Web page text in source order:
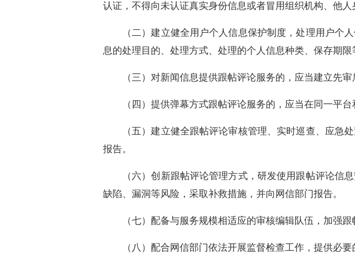
认证，不得向未认证真实身份信息或者冒用组织机构、他人
（二）建立健全用户个人信息保护制度，处理用户个
息的处理目的、处理方式、处理的个人信息种类、保存期
（三）对新闻信息提供跟帖评论服务的，应当建立先审
（四）提供弹幕方式跟帖评论服务的，应当在同一平
（五）建立健全跟帖评论审核管理、实时巡查、应急
报告。
（六）创新跟帖评论管理方式，研发使用跟帖评论信
缺陷、漏洞等风险，采取补救措施，并向网信部门报告。
（七）配备与服务规模相适应的审核编辑队伍，加强
（八）配合网信部门依法开展监督检查工作，提供必要